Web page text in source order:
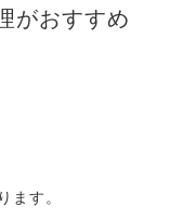
がおすすめ
ます。